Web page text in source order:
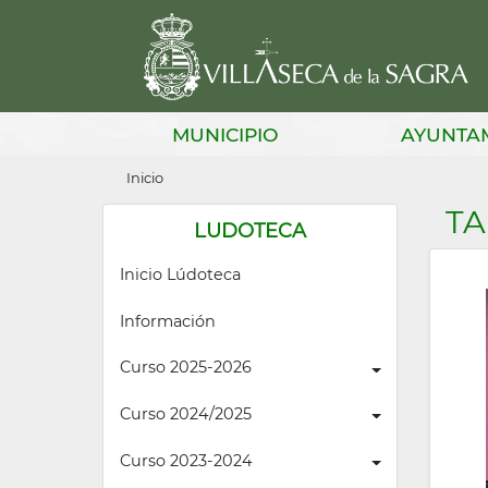
MUNICIPIO
Sobrescribir
enlaces
ayuda
a
la
navegación
Inicio
LUDOTECA
Inicio Lúdoteca
Información
Curso 2025-2026
Curso 2024/2025
Curso 2023-2024